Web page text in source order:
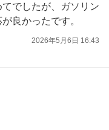
でしたが、ガソリン
良かったです。
2026年5月6日 16:43